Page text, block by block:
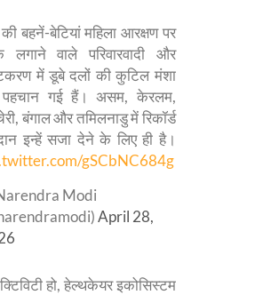
बहनें-बेटियां महिला आरक्षण पर
लगाने वाले परिवारवादी और
में डूबे दलों की कुटिल मंशा
गई हैं। असम, केरलम,
बंगाल और तमिलनाडु में रिकॉर्ड
इन्हें सजा देने के लिए ही है।
gSCbNC684g
Modi
April 28,
हो, हेल्थकेयर इकोसिस्टम